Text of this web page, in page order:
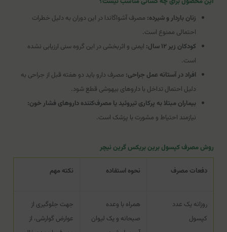
زنان باردار و شیرده: مصرف آشواگاندا در این دوران به دلیل خطرات
احتمالی ممنوع است.
کودکان زیر ۱۲ سال:
ایمنی و اثربخشی در این گروه سنی ارزیابی نشده
است.
افراد در آستانه عمل جراحی: مصرف دارو باید دو هفته قبل از جراحی به
دلیل احتمال تداخل با داروهای بیهوشی قطع شود.
بیماران مبتلا به پرکاری تیروئید یا مصرف‌کننده داروهای فشار خون:
نیازمند احتیاط و مشورت با پزشک است.
روش مصرف کپسول برین بریکس گرین نیچر
دفعات مصرف نحوه استفاده نکته مهم
روزانه یک عدد
کپسول
همراه با وعده
صبحانه و یک لیوان
جهت جلوگیری از
عوارض گوارشی، از